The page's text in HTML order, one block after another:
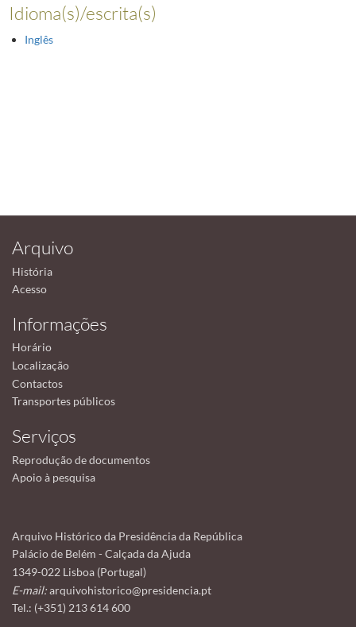
Idioma(s)/escrita(s)
Inglês
Arquivo
História
Acesso
Informações
Horário
Localização
Contactos
Transportes públicos
Serviços
Reprodução de documentos
Apoio à pesquisa
Arquivo Histórico da Presidência da República
Palácio de Belém - Calçada da Ajuda
1349-022 Lisboa (Portugal)
E-mail:arquivohistorico@presidencia.pt
Tel.: (+351) 213 614 600